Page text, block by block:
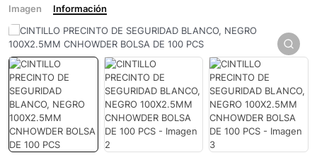
Imagen Información